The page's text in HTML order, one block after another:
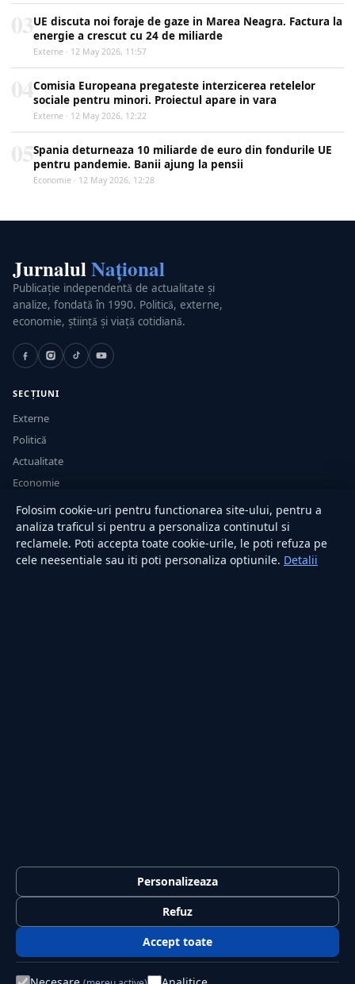
UE discuta noi foraje de gaze in Marea Neagra. Factura la
energie a crescut cu 24 de miliarde
Externe · 12 May 2026, 11:57
Comisia Europeana pregateste interzicerea retelelor
sociale pentru minori. Proiectul apare in vara
Externe · 12 May 2026, 12:22
Spania deturneaza 10 miliarde de euro din fondurile UE
pentru pandemie. Banii ajung la pensii
Economie · 12 May 2026, 12:28
JurnalulNațional
Publicație independentă de actualitate și
analize, fondată în 1990. Politică, externe,
economie, știință și viață cotidiană.
SECȚIUNI
Externe
Politică
Actualitate
Economie
Sănătate
Utile
RUBRICI
Confidențialitate
Politica de cookies
Folosim cookie-uri pentru functionarea site-ului, pentru a
analiza traficul si pentru a personaliza continutul si
reclamele. Poti accepta toate cookie-urile, le poti refuza pe
cele neesentiale sau iti poti personaliza optiunile. Detalii
Personalizeaza
Refuz
Accept toate